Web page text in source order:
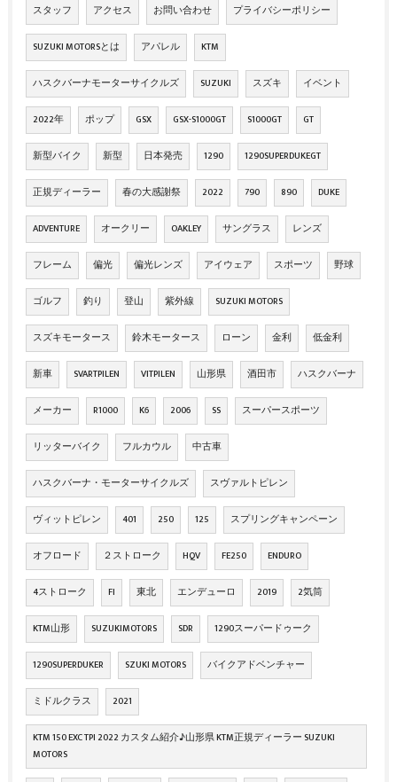
スタッフ アクセス お問い合わせ プライバシーポリシー
SUZUKI MOTORSとは アパレル KTM
ハスクバーナモーターサイクルズ SUZUKI スズキ イベント
2022年 ポップ GSX GSX-S1000GT S1000GT GT
新型バイク 新型 日本発売 1290 1290SUPERDUKEGT
正規ディーラー 春の大感謝祭 2022 790 890 DUKE
ADVENTURE オークリー OAKLEY サングラス レンズ
フレーム 偏光 偏光レンズ アイウェア スポーツ 野球
ゴルフ 釣り 登山 紫外線 SUZUKI MOTORS
スズキモータース 鈴木モータース ローン 金利 低金利
新車 SVARTPILEN VITPILEN 山形県 酒田市 ハスクバーナ
メーカー R1000 K6 2006 SS スーパースポーツ
リッターバイク フルカウル 中古車
ハスクバーナ・モーターサイクルズ スヴァルトピレン
ヴィットピレン 401 250 125 スプリングキャンペーン
オフロード ２ストローク HQV FE250 ENDURO
4ストローク FI 東北 エンデューロ 2019 2気筒
KTM山形 SUZUKIMOTORS SDR 1290スーパードゥーク
1290SUPERDUKER SZUKI MOTORS バイクアドベンチャー
ミドルクラス 2021
KTM 150 EXC TPI 2022 カスタム紹介♪山形県 KTM正規ディーラー SUZUKI
MOTORS